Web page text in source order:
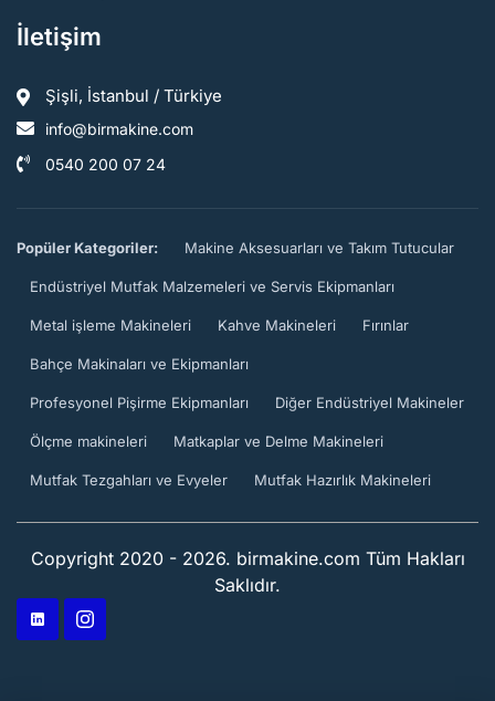
İletişim
Şişli, İstanbul / Türkiye
info@birmakine.com
0540 200 07 24
Popüler Kategoriler: Makine Aksesuarları ve Takım Tutucular
Endüstriyel Mutfak Malzemeleri ve Servis Ekipmanları
Metal işleme Makineleri Kahve Makineleri Fırınlar
Bahçe Makinaları ve Ekipmanları
Profesyonel Pişirme Ekipmanları Diğer Endüstriyel Makineler
Ölçme makineleri Matkaplar ve Delme Makineleri
Mutfak Tezgahları ve Evyeler Mutfak Hazırlık Makineleri
Copyright 2020 - 2026. birmakine.com Tüm Hakları
Saklıdır.